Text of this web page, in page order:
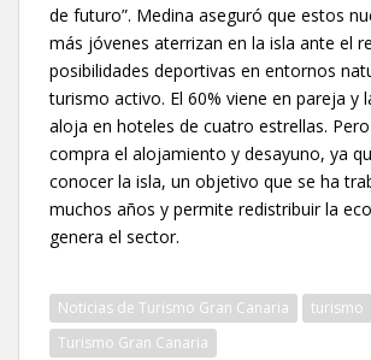
de futuro”. Medina aseguró que estos
más jóvenes aterrizan en la isla ante el
posibilidades deportivas en entornos
turismo activo. El 60% viene en pareja y
aloja en hoteles de cuatro estrellas.
compra el alojamiento y desayuno, ya
conocer la isla, un objetivo que se ha
muchos años y permite redistribuir la
genera el sector.
Noticias de Turismo Gran Canaria
turismo
Turismo Gran Canaria